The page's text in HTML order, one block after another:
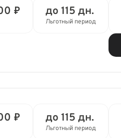
₽ до 115 дн.
Льготный период
₽ до 115 дн.
Льготный период